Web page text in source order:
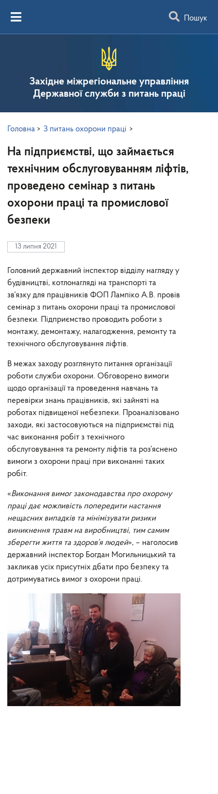
Пошук
Західне міжрегіональне управління
Державної служби з питань праці
Головна > З питань охорони праці >
На підприємстві, що займається
технічним обслуговуванням ліфтів,
проведено семінар з питань
охорони праці та промислової
безпеки
13 липня 2021
Головний державний інспектор відділу нагляду у
будівництві, котлонагляді на транспорті та
зв’язку для працівників ФОП Лампіко А.В. провів
семінар з питань охорони праці та промислової
безпеки. Підприємство проводить роботи з
монтажу, демонтажу, налагодження, ремонту та
технічного обслуговування ліфтів.
В межах заходу розглянуто питання організації
роботи служби охорони. Обговорено вимоги
щодо організації та проведення навчань та
перевірки знань працівників, які зайняті на
роботах підвищеної небезпеки. Проаналізовано
заходи, які застосовуються на підприємстві під
час виконання робіт з технічного
обслуговування та ремонту ліфтів та роз’яснено
вимоги з охорони праці при виконанні таких
робіт.
«Виконання вимог законодавства про охорону
праці дає можливість попередити настання
нещасних випадків та мінімізувати ризики
виникнення травм на виробництві, тим самим
зберегти життя та здоров’я людей», – наголосив
державний інспектор Богдан Могильницький та
закликав усіх присутніх дбати про безпеку та
дотримуватись вимог з охорони праці.